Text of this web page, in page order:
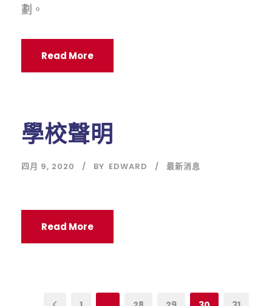
劃。
Read More
學校聲明
四月 9, 2020 BY EDWARD 最新消息
Read More